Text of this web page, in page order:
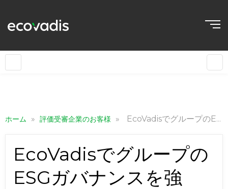
ホーム » 評価受審企業のお客様 » EcoVadisでグループのESGガバナンスを強化。日本特殊陶業が挑む未来志向のサステナビリティ経営のかたち
EcoVadisでグループの
ESGガバナンスを強